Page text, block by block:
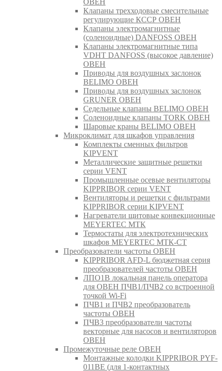
ОВЕН
Клапаны трехходовые смесительные
регулирующие КССР ОВЕН
Клапаны электромагнитные
(соленоидные) DANFOSS ОВЕН
Клапаны электромагнитные типа
VDHT DANFOSS (высокое давление)
ОВЕН
Приводы для воздушных заслонок
BELIMO ОВЕН
Приводы для воздушных заслонок
GRUNER ОВЕН
Седельные клапаны BELIMO ОВЕН
Соленоидные клапаны TORK ОВЕН
Шаровые краны BELIMO ОВЕН
Микроклимат для шкафов управления
Комплекты сменных фильтров
KIPVENT
Металлические защитные решетки
серии VENT
Промышленные осевые вентиляторы
KIPPRIBOR серии VENT
Вентиляторы и решетки с фильтрами
KIPPRIBOR серии KIPVENT
Нагреватели щитовые конвекционные
MEYERTEC МТК
Термостаты для электротехнических
шкафов MEYERTEC МТК-СТ
Преобразователи частоты ОВЕН
KIPPRIBOR AFD-L бюджетная серия
преобразователей частоты ОВЕН
ЛПО1В локальная панель оператора
для ОВЕН ПЧВ1/ПЧВ2 со встроенной
точкой Wi-Fi
ПЧВ1 и ПЧВ2 преобразователь
частоты ОВЕН
ПЧВ3 преобразователи частоты
векторные для насосов и вентиляторов
ОВЕН
Промежуточные реле ОВЕН
Монтажные колодки KIPPRIBOR PYF-
011BE (для 1-контактных